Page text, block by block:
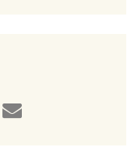
via twitter